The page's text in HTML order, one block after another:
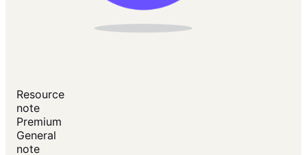
Resource
note
Premium
General
note